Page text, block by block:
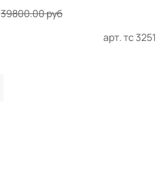
арт.тс 3251
39800.00 руб